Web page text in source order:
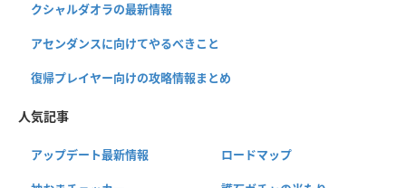
クシャルダオラの最新情報
アセンダンスに向けてやるべきこと
復帰プレイヤー向けの攻略情報まとめ
人気記事
アップデート最新情報 ロードマップ